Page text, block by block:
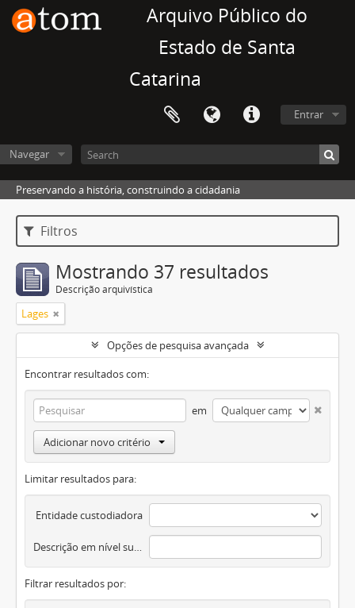
Arquivo Público do
Estado de Santa
Catarina
Entrar
Navegar
Preservando a história, construindo a cidadania
Filtros
Mostrando 37 resultados
Descrição arquivística
Lages
Opções de pesquisa avançada
Encontrar resultados com:
em
Adicionar novo critério
Limitar resultados para:
Entidade custodiadora
Descrição em nível superior
Filtrar resultados por: